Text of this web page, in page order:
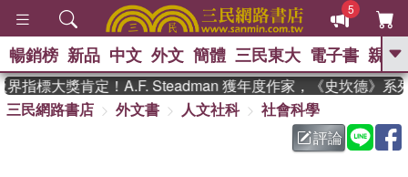
5
GO
熱搜： 東野圭吾 、 高希均教授回憶錄
父親節 、 如果歷
暑期推薦 、 國際布克
暢銷榜 新品 中文 外文 簡體 三民東大 電子書 親子
指標大獎肯定！A.F. Steadman 獲年度作家，《史坎德》系列
三民網路書店
外文書 人文社科
社會科學
評論